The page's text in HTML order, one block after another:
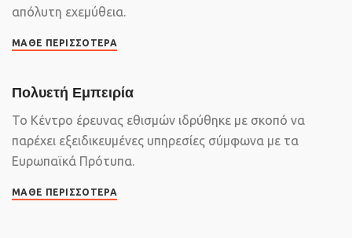
απόλυτη εχεμύθεια.
ΜΆΘΕ ΠΕΡΙΣΣΌΤΕΡΑ
Πολυετή Εμπειρία
Το Κέντρο έρευνας εθισμών ιδρύθηκε με σκοπό να
παρέχει εξειδικευμένες υπηρεσίες σύμφωνα με τα
Ευρωπαϊκά Πρότυπα.
ΜΆΘΕ ΠΕΡΙΣΣΌΤΕΡΑ